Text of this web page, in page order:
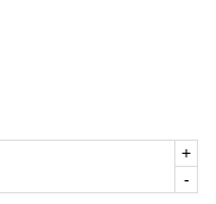
-
+